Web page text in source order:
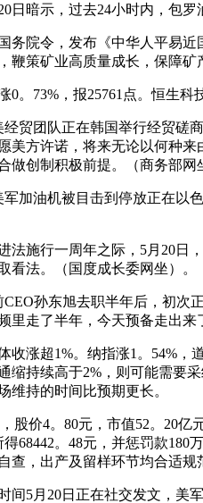
暗示，过去24小时内，包罗
院令，发布《中华人平易近
鞭策矿业高质量成长，保障矿
73%，报25761点。恒生科技
团队正在韩国举行经贸磋商
美方许诺，将来无论以何种
做创制积极前提。（商务部网
油机被目击到停放正在以色
施行一周年之际，5月20日，
看法。（国度成长委网坐）。
孙东旭去职半年后，初次正
里走了半年，今天预备走出来
超1%。纳指涨1。54%，
缩持续高于2%，则可能需要
维持的时间比预期更长。
价4。80元，市值52。20亿
68442。48元，并惩罚款
查，出产及留样环节均合适
月20日正在社交发文，美军